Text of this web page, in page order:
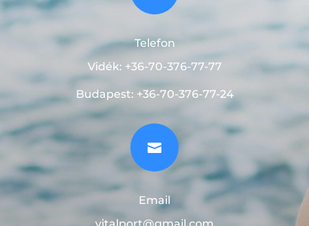
Telefon
Vidék: +36-70-376-77-77
Budapest: +36-70-376-77-24

Email